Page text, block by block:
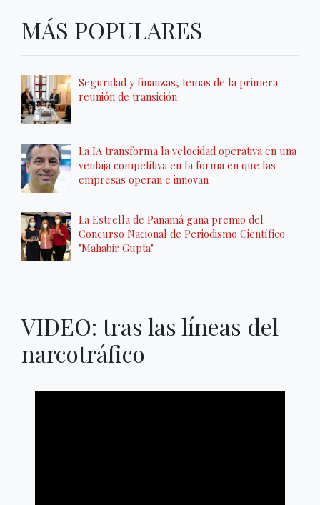
MÁS POPULARES
Seguridad y finanzas, temas de la primera
reunión de transición
La IA transforma la velocidad operativa en una
ventaja competitiva en la forma en que las
empresas operan e innovan
La Estrella de Panamá gana premio del
Concurso Nacional de Periodismo Científico
"Mahabir Gupta"
VIDEO: tras las líneas del
narcotráfico